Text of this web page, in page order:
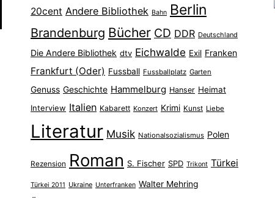
20cent Andere Bibliothek Bahn Berlin
Brandenburg Bücher CD DDR Deutschland
Die Andere Bibliothek dtv Eichwalde Exil Franken
Frankfurt (Oder) Fussball Fussballplatz Garten
Genuss Geschichte Hammelburg Hanser Heimat
Interview Italien Kabarett Konzert Krimi Kunst Liebe
Literatur Musik Nationalsozialismus Polen
Rezension Roman S. Fischer SPD Trikont Türkei
Türkei 2011 Ukraine Unterfranken Walter Mehring